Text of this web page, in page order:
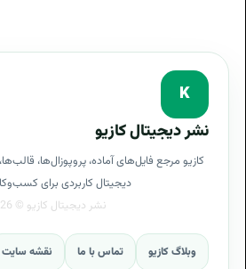
K
نشر دیجیتال کازیو
کازیو مرجع فایل‌های آماده، پروپوزال‌ها،
دیجیتال کاربردی برای
وبلاگ کازیو تماس با ما نقشه سایت